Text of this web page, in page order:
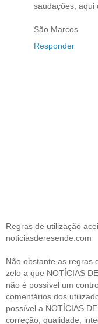
saudações, aqui
São Marcos
Responder
Regras de utilização
noticiasderesende.com
Não obstante as regras
zelo a que NOTÍCIAS
não é possível um
comentários dos
possível a NOTÍCIAS
correção, qualidade,